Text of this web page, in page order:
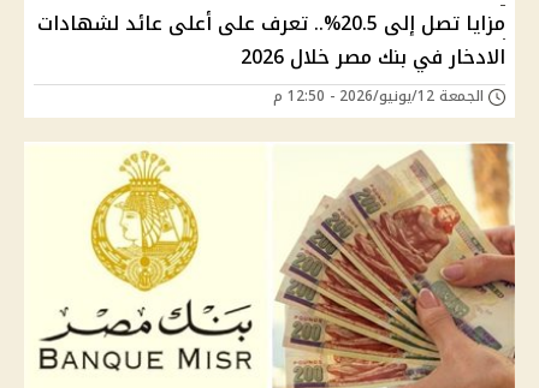
مزايا تصل إلى 20.5%.. تعرف على أعلى عائد لشهادات
الادخار في بنك مصر خلال 2026
الجمعة 12/يونيو/2026 - 12:50 م